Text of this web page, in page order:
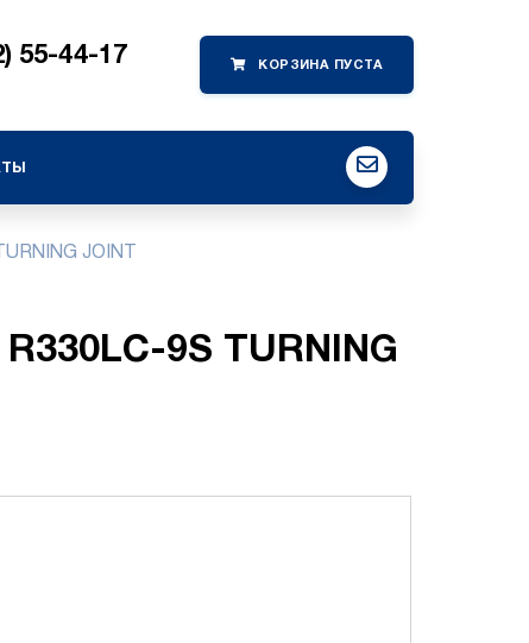
55-44-17
TURNING JOINT
9S TURNING